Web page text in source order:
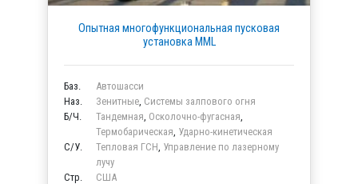
Опытная многофункциональная пусковая
установка MML
Баз.
Автошасси
Наз.
Зенитные Системы залпового огня
Б/Ч.
Тандемная Осколочно-фугасная
Термобарическая Ударно-кинетическая
C/У.
Тепловая ГСН Управление по лазерному
лучу
Стр.
США